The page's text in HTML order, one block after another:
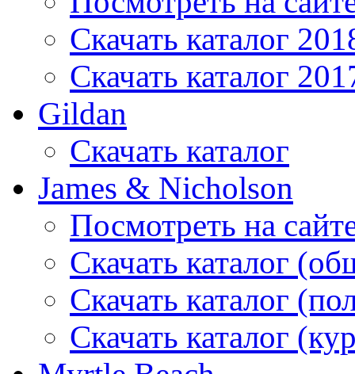
Скачать каталог
Скачать каталог
Gildan
Скачать каталог
James & Nicholson
Посмотреть на
Скачать каталог
Скачать каталог
Скачать каталог